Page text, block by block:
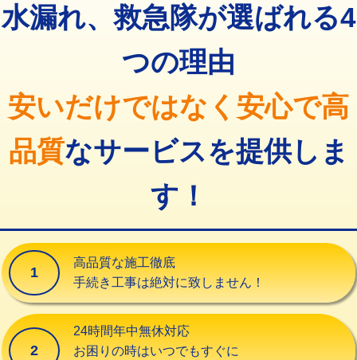
モルタル補修（厚さ10㎝まで） 27,500円
16,500円
廃棄・処分 現場見積
止水・漏水調査・防水処理・清掃・修
11,000円
止水・漏水調査・防水処理・清掃・修
22,000円
止水・漏水調査・防水処理・清掃・修
理・調整・分解・加工など（重作業）
33,000円
その他部品の脱着 8,800円～
交換・取付(単水栓（壁付・デッキ
式）)
13,200円+材料費
交換・取付(混合水栓（壁付・デッキ
式・ワンホール）)
16,500円+材料費
交換・取付(排水栓・排水トラップ
（P/S/ポップアップ））
水漏れ、救急隊が選ばれる4
つの理由
安いだけではなく安心で高
品質なサービスを提供しま
す！
1
高品質な施工徹底
手続き工事は絶対に致しません！
2
24時間年中無休対応
お困りの時はいつでもすぐに